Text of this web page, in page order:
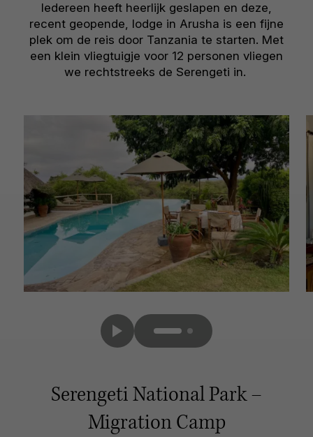
Iedereen heeft heerlijk geslapen en deze,
recent geopende, lodge in Arusha is een fijne
plek om de reis door Tanzania te starten. Met
een klein vliegtuigje voor 12 personen vliegen
we rechtstreeks de Serengeti in.
Serengeti National Park –
Migration Camp